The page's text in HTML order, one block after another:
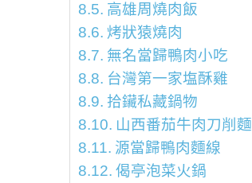
高雄周燒肉飯
烤狀猿燒肉
無名當歸鴨肉小吃
台灣第一家塩酥雞
拾鑶私藏鍋物
山西番茄牛肉刀削麵
源當歸鴨肉麵線
偈亭泡菜火鍋